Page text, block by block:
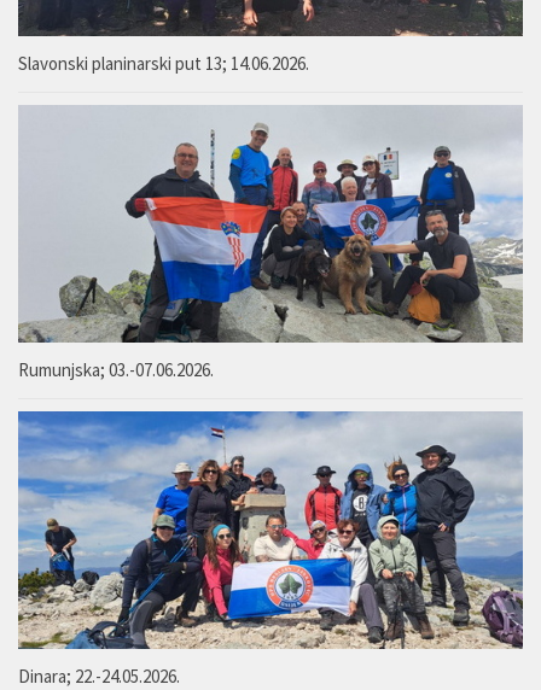
Slavonski planinarski put 13; 14.06.2026.
Rumunjska; 03.-07.06.2026.
Dinara; 22.-24.05.2026.